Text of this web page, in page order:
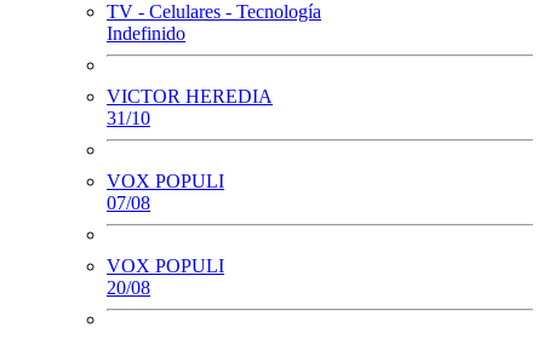
TV - Celulares - Tecnología
Indefinido
VICTOR HEREDIA
31/10
VOX POPULI
07/08
VOX POPULI
20/08